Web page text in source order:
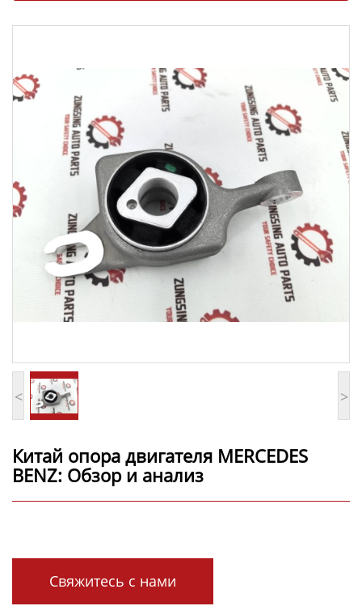
< >
Китай опора двигателя MERCEDES
BENZ: Обзор и анализ
Свяжитесь с нами